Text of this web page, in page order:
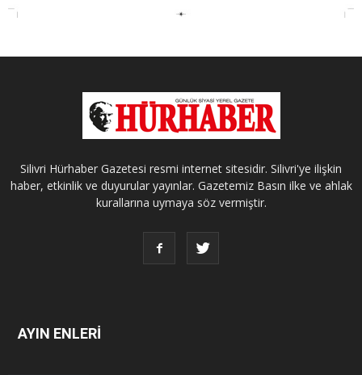
Silivri Hürhaber Gazetesi resmi internet sitesidir. Silivri'ye ilişkin
haber, etkinlik ve duyurular yayınlar. Gazetemiz Basın ilke ve ahlak
kurallarına uymaya söz vermiştir.
AYIN ENLERİ